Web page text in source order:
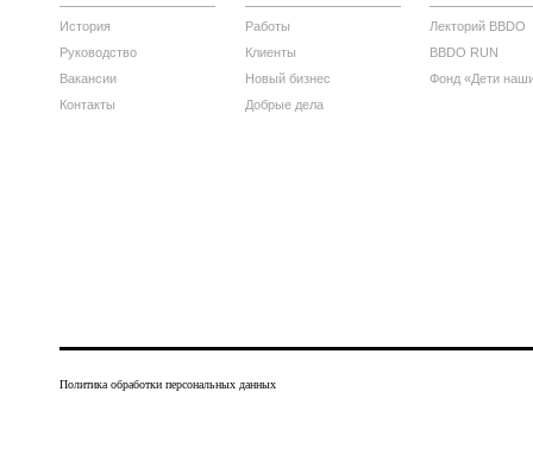
История
Руководство
Вакансии
Контакты
Работы
Клиенты
Новый бизнес
Добрые дела
Лекторий BBDO
BBDO RUN
Фонд «Дети
Политика обработки персональных данных